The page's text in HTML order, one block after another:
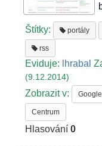
Štítky: portály
rss
Eviduje: lhrabal
(9.12.2014)
Zobrazit v: Google
Centrum
Hlasování0